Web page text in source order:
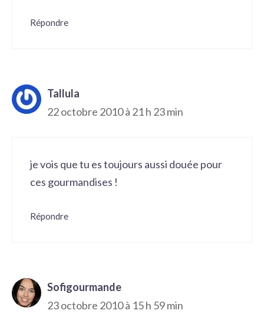
Répondre
Tallula
22 octobre 2010 à 21 h 23 min
je vois que tu es toujours aussi douée pour
ces gourmandises !
Répondre
Sofigourmande
23 octobre 2010 à 15 h 59 min